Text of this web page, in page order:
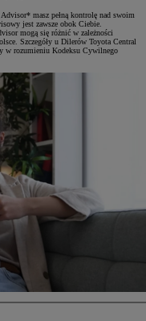
masz pełną kontrolę nad swoim
jest zawsze obok Ciebie.
mogą się różnić w zależności
Szczegóły u Dilerów Toyota Central
w rozumieniu Kodeksu Cywilnego